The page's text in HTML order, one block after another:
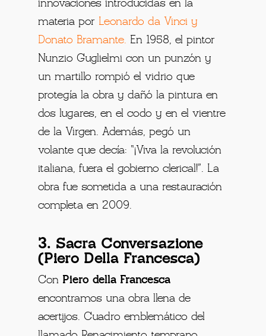
innovaciones introducidas en la
materia por Leonardo da Vinci y
Donato Bramante. En 1958, el pintor
Nunzio Guglielmi con un punzón y
un martillo rompió el vidrio que
protegía la obra y dañó la pintura en
dos lugares, en el codo y en el vientre
de la Virgen. Además, pegó un
volante que decía: “¡Viva la revolución
italiana, fuera el gobierno clerical!”. La
obra fue sometida a una restauración
completa en 2009.
3. Sacra Conversazione
(Piero Della Francesca)
Con Piero della Francesca
encontramos una obra llena de
acertijos. Cuadro emblemático del